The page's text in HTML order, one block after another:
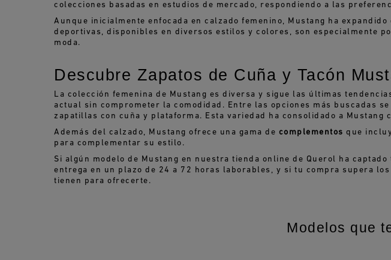
colecciones basadas en estudios de mercado, respondiendo a las
Aunque inicialmente enfocada en calzado femenino, Mustang ha
deportivas, disponibles en diversos estilos y colores, son especialmente
moda.
Descubre Zapatos de Cuña y Tacón
La colección femenina de Mustang es diversa y sigue las últimas
actual sin comprometer la comodidad. Entre las opciones más buscadas
zapatillas con cuña y plataforma. Esta variedad ha consolidado a Mustang
Además del calzado, Mustang ofrece una gama de complementos que
para complementar su estilo.
Si algún modelo de Mustang en nuestra tienda online de Querol ha
entrega en un plazo de 24 a 72 horas laborables, y si tu compra supera
tienen para ofrecerte.
Modelos que